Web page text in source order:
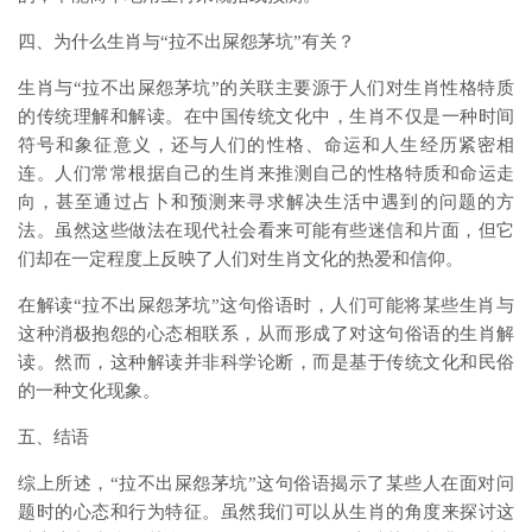
四、为什么生肖与“拉不出屎怨茅坑”有关？
生肖与“拉不出屎怨茅坑”的关联主要源于人们对生肖性格特质
的传统理解和解读。在中国传统文化中，生肖不仅是一种时间
符号和象征意义，还与人们的性格、命运和人生经历紧密相
连。人们常常根据自己的生肖来推测自己的性格特质和命运走
向，甚至通过占卜和预测来寻求解决生活中遇到的问题的方
法。虽然这些做法在现代社会看来可能有些迷信和片面，但它
们却在一定程度上反映了人们对生肖文化的热爱和信仰。
在解读“拉不出屎怨茅坑”这句俗语时，人们可能将某些生肖与
这种消极抱怨的心态相联系，从而形成了对这句俗语的生肖解
读。然而，这种解读并非科学论断，而是基于传统文化和民俗
的一种文化现象。
五、结语
综上所述，“拉不出屎怨茅坑”这句俗语揭示了某些人在面对问
题时的心态和行为特征。虽然我们可以从生肖的角度来探讨这